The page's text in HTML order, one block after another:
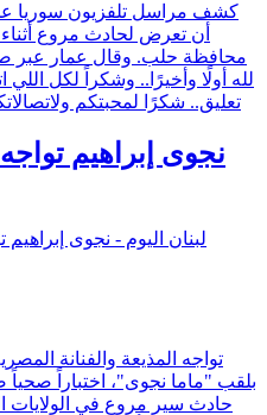
كشف مراسل تلفزيون سوريا
أن تعرض لحادث مروع
محافظة حلب. وقال عمار عبر
لله أولًا وأخيرًا.. وشكراً لكل
تعليق.. شكرًا لمحبتكم
نجوى إبراهيم
تواجه المذيعة والفنانة
بلقب "ماما نجوى"، اختباراً صحياً
حادث سير مروع في الولايات